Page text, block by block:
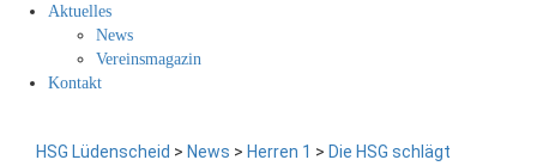
Aktuelles
News
Vereinsmagazin
Kontakt
HSG Lüdenscheid > News > Herren 1 > Die HSG schlägt